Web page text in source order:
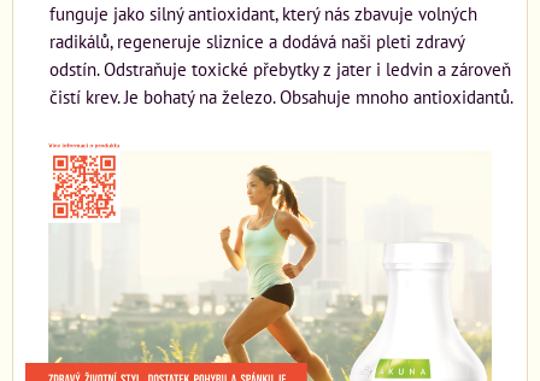
funguje jako silný antioxidant, který nás zbavuje volných
radikálů, regeneruje sliznice a dodává naši pleti zdravý
odstín. Odstraňuje toxické přebytky z jater i ledvin a zároveň
čistí krev. Je bohatý na železo. Obsahuje mnoho antioxidantů.